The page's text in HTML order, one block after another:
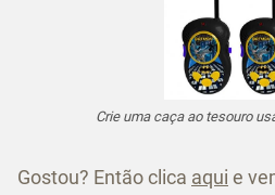
Crie uma caça ao tesouro
Gostou? Então clica aqui e